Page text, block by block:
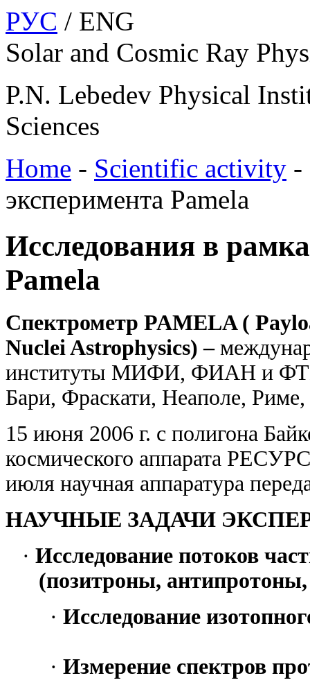
РУС / ENG
Solar and Cosmic Ray
P.N. Lebedev Physical
Sciences
Home - Scientific activity -
эксперимента Pamela
Исследования в
Pamela
Спектрометр PAMELA (
Nuclei Astrophysics) –
институты МИФИ, ФИАН и ФТИ
Бари, Фраскати, Неаполе,
15 июня 2006 г. с полигона
космического аппарата
июля научная аппаратура
НАУЧНЫЕ ЗАДАЧИ
· Исследование потоков
(позитроны,
· Исследование
· Измерение спектров